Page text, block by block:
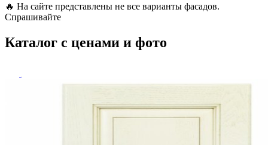
🔥 На сайте представлены не все варианты фасадов.
Спрашивайте
Каталог с ценами и фото